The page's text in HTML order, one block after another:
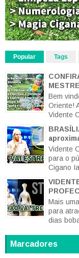
Popular Tags
Bem
Oriente!
Vidente
Vidente
para o
Cigano
Mais
para
dias
Marcadores